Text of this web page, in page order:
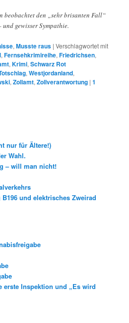
beobachtet den „sehr brisanten Fall“
gewisser Sympathie.
,Musste raus |Verschlagwortet mit
,Fernsehkrimireihe,Friedrichsen,
,Krimi,Schwarz Rot
,Westjordanland,
,Zollamt,Zollverantwortung |1
nur für Ältere!)
Wahl.
– will man nicht!
und elektrisches Zweirad
erste Inspektion und „Es wird